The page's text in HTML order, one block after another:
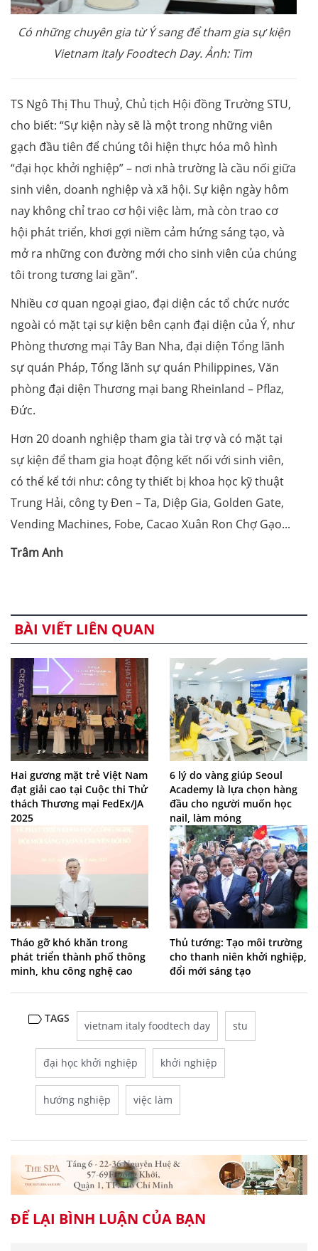
Có những chuyên gia từ Ý sang để tham gia sự kiện
Vietnam Italy Foodtech Day. Ảnh: Tim
TS Ngô Thị Thu Thuỷ, Chủ tịch Hội đồng Trường STU,
cho biết: “Sự kiện này sẽ là một trong những viên
gạch đầu tiên để chúng tôi hiện thực hóa mô hình
“đại học khởi nghiệp” – nơi nhà trường là cầu nối giữa
sinh viên, doanh nghiệp và xã hội. Sự kiện ngày hôm
nay không chỉ trao cơ hội việc làm, mà còn trao cơ
hội phát triển, khơi gợi niềm cảm hứng sáng tạo, và
mở ra những con đường mới cho sinh viên của chúng
tôi trong tương lai gần”.
Nhiều cơ quan ngoại giao, đại diện các tổ chức nước
ngoài có mặt tại sự kiện bên cạnh đại diện của Ý, như
Phòng thương mại Tây Ban Nha, đại diện Tổng lãnh
sự quán Pháp, Tổng lãnh sự quán Philippines, Văn
phòng đại diện Thương mại bang Rheinland – Pflaz,
Đức.
Hơn 20 doanh nghiệp tham gia tài trợ và có mặt tại
sự kiện để tham gia hoạt động kết nối với sinh viên,
có thể kể tới như: công ty thiết bị khoa học kỹ thuật
Trung Hải, công ty Đen – Ta, Diệp Gia, Golden Gate,
Vending Machines, Fobe, Cacao Xuân Ron Chợ Gạo...
Trâm Anh
BÀI VIẾT LIÊN QUAN
Hai gương mặt trẻ Việt Nam
đạt giải cao tại Cuộc thi Thử
thách Thương mại FedEx/JA
2025
6 lý do vàng giúp Seoul
Academy là lựa chọn hàng
đầu cho người muốn học
nail, làm móng
Tháo gỡ khó khăn trong
phát triển thành phố thông
minh, khu công nghệ cao
Thủ tướng: Tạo môi trường
cho thanh niên khởi nghiệp,
đổi mới sáng tạo
TAGS
vietnam italy foodtech day stu
đại học khởi nghiệp khởi nghiệp
hướng nghiệp việc làm
ĐỂ LẠI BÌNH LUẬN CỦA BẠN